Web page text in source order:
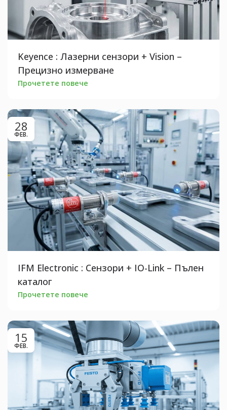
Keyence : Лазерни сензори + Vision –
Прецизно измерване
Прочетете повече
28
ФЕВ.
IFM Electronic : Сензори + IO-Link – Пълен
каталог
Прочетете повече
15
ФЕВ.